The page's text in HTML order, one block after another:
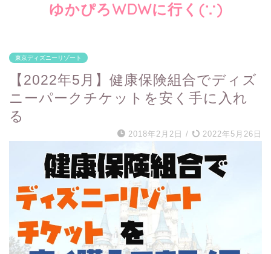
ゆかぴろWDWに行く(∵)
東京ディズニーリゾート
【2022年5月】健康保険組合でディズ
ニーパークチケットを安く手に入れ
る
2018年2月2日 / 2022年5月26日